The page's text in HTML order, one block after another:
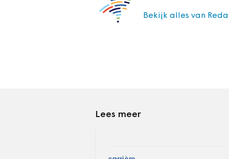
Bekijk alles van
Lees meer